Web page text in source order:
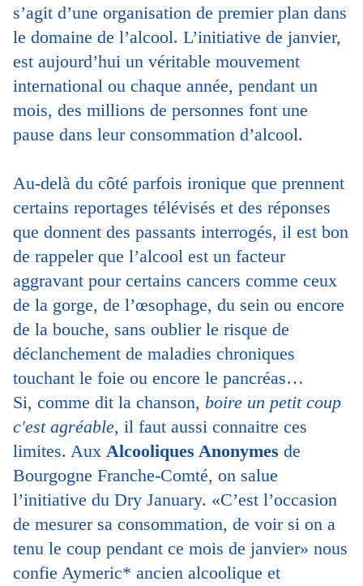
s’agit d’une organisation de premier plan dans
le domaine de l’alcool. L’initiative de janvier,
est aujourd’hui un véritable mouvement
international ou chaque année, pendant un
mois, des millions de personnes font une
pause dans leur consommation d’alcool.
Au-delà du côté parfois ironique que prennent
certains reportages télévisés et des réponses
que donnent des passants interrogés, il est bon
de rappeler que l’alcool est un facteur
aggravant pour certains cancers comme ceux
de la gorge, de l’œsophage, du sein ou encore
de la bouche, sans oublier le risque de
déclanchement de maladies chroniques
touchant le foie ou encore le pancréas…
Si, comme dit la chanson, boire un petit coup
c'est agréable, il faut aussi connaitre ces
limites. Aux Alcooliques Anonymes de
Bourgogne Franche-Comté, on salue
l’initiative du Dry January. «C’est l’occasion
de mesurer sa consommation, de voir si on a
tenu le coup pendant ce mois de janvier» nous
confie Aymeric* ancien alcoolique et